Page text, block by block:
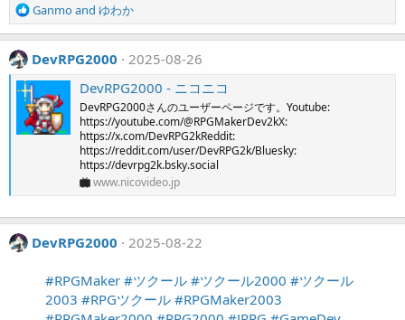
R
e
a
c
i
o
n
s
Ganmoand ゆわか
DevRPG2000
2025-08-26
DevRPG2000 - ニコニコ
DevRPG2000さんのユーザーページです。Youtube:
https://youtube.com/@RPGMakerDev2kX:
https://x.com/DevRPG2kReddit:
https://reddit.com/user/DevRPG2k/Bluesky:
https://devrpg2k.bsky.social
www.nicovideo.jp
DevRPG2000 2025-08-22
#RPGMaker #ツクール #ツクール2000 #ツクール
2003 #RPGツクール #RPGMaker2003